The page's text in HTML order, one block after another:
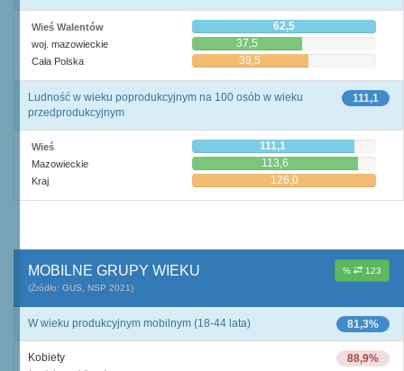
Wieś Walentów 62,5
woj. mazowieckie 37,5
Cała Polska 39,5
111,1
Ludność w wieku poprodukcyjnym na 100 osób w wieku
przedprodukcyjnym
Wieś 111,1
Mazowieckie 113,6
Kraj 126,0
% 123
MOBILNE GRUPY WIEKU
(Źródło: GUS, NSP 2021)
81,3%
W wieku produkcyjnym mobilnym (18-44 lata)
88,9%
Kobiety